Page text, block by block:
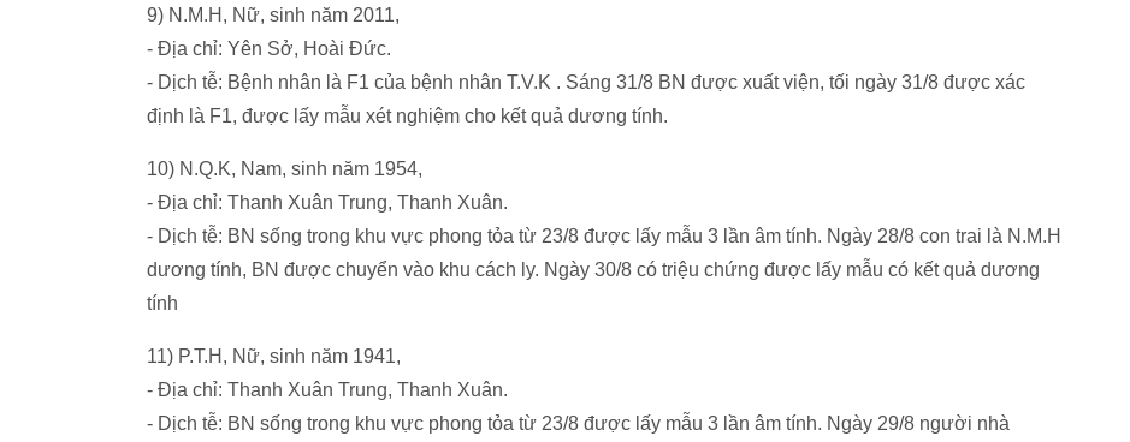
9) N.M.H, Nữ, sinh năm 2011,
- Địa chỉ: Yên Sở, Hoài Đức.
- Dịch tễ: Bệnh nhân là F1 của bệnh nhân T.V.K . Sáng 31/8 BN được xuất viện, tối ngày 31/8 được xác
định là F1, được lấy mẫu xét nghiệm cho kết quả dương tính.
10) N.Q.K, Nam, sinh năm 1954,
- Địa chỉ: Thanh Xuân Trung, Thanh Xuân.
- Dịch tễ: BN sống trong khu vực phong tỏa từ 23/8 được lấy mẫu 3 lần âm tính. Ngày 28/8 con trai là N.M.H
dương tính, BN được chuyển vào khu cách ly. Ngày 30/8 có triệu chứng được lấy mẫu có kết quả dương
tính
11) P.T.H, Nữ, sinh năm 1941,
- Địa chỉ: Thanh Xuân Trung, Thanh Xuân.
- Dịch tễ: BN sống trong khu vực phong tỏa từ 23/8 được lấy mẫu 3 lần âm tính. Ngày 29/8 người nhà